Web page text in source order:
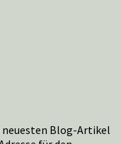
neuesten Blog-Artikel